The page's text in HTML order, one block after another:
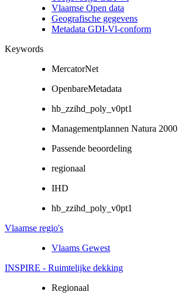
Vlaamse Open data
Geografische gegevens
Metadata GDI-Vl-conform
Keywords
MercatorNet
OpenbareMetadata
hb_zzihd_poly_v0pt1
Managementplannen Natura 2000
Passende beoordeling
regionaal
IHD
hb_zzihd_poly_v0pt1
Vlaamse regio's
Vlaams Gewest
INSPIRE - Ruimtelijke dekking
Regionaal